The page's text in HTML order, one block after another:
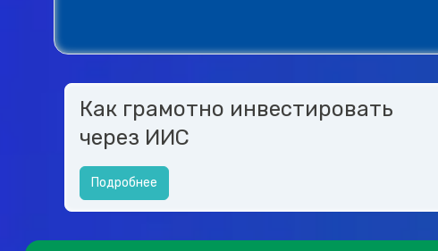
Как грамотно инвестировать
через ИИС
Подробнее